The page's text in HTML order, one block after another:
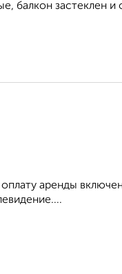
балкон застеклен и
аренды